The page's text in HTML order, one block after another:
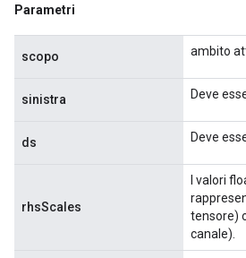
Parametri
scopo ambito
sinistra Deve
ds Deve
rhsScales
I valori
tensore)
canale).